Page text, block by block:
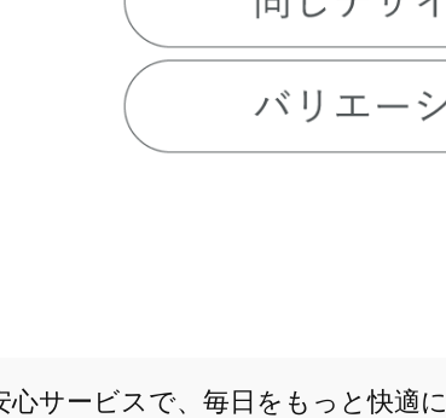
心サービスで、毎日をもっと快適に